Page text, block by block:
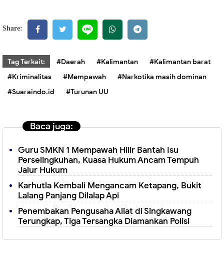
Share:
Tag Terkait: #Daerah #Kalimantan
#Kalimantan barat
#Kriminalitas
#Mempawah
#Narkotika masih dominan
#Suaraindo.id
#Turunan UU
Baca juga:
Guru SMKN 1 Mempawah Hilir Bantah Isu
Perselingkuhan, Kuasa Hukum Ancam Tempuh
Jalur Hukum
Karhutla Kembali Mengancam Ketapang, Bukit
Lalang Panjang Dilalap Api
Penembakan Pengusaha Aliat di Singkawang
Terungkap, Tiga Tersangka Diamankan Polisi